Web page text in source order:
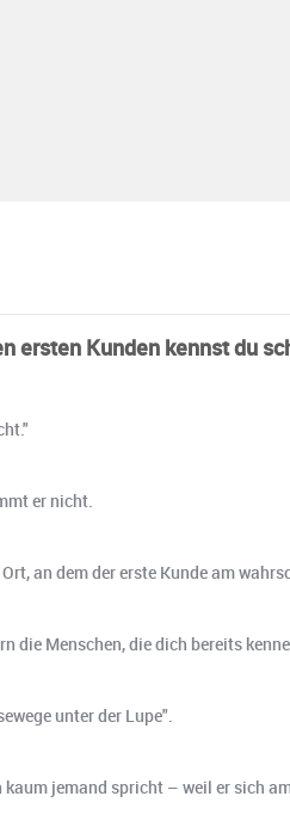
ersten Kunden kennst du
er nicht.
an dem der erste Kunde am
die Menschen, die dich bereits
unter der Lupe".
kaum jemand spricht – weil er sich